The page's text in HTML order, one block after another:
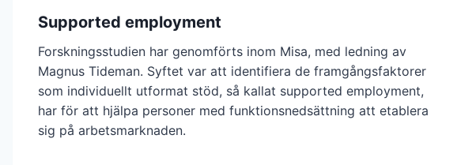
Supported employment
Forskningsstudien har genomförts inom Misa, med ledning av
Magnus Tideman. Syftet var att identifiera de framgångsfaktorer
som individuellt utformat stöd, så kallat supported employment,
har för att hjälpa personer med funktionsnedsättning att etablera
sig på arbetsmarknaden.